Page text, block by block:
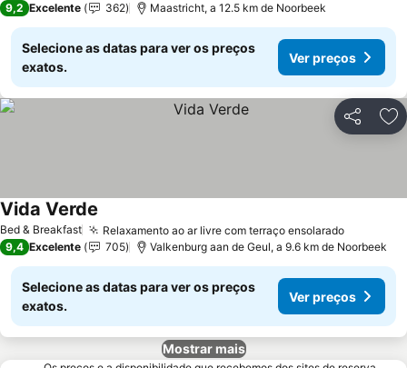
9,2 Excelente 362 Maastricht, a 12.5 km de Noorbeek
Selecione as datas para ver os preços
exatos.
Ver preços
Partilhar
Bed & Breakfast Relaxamento ao ar livre com terraço ensolarado
Vida Verde
9,4 Excelente 705 Valkenburg aan de Geul, a 9.6 km de Noorbeek
Selecione as datas para ver os preços
exatos.
Ver preços
Mostrar mais